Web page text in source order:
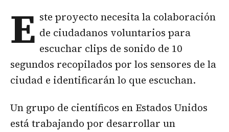
E ste proyecto necesita la colaboración
de ciudadanos voluntarios para
escuchar clips de sonido de 10
segundos recopilados por los sensores de la
ciudad e identificarán lo que escuchan.
Un grupo de científicos en Estados Unidos
está trabajando por desarrollar un